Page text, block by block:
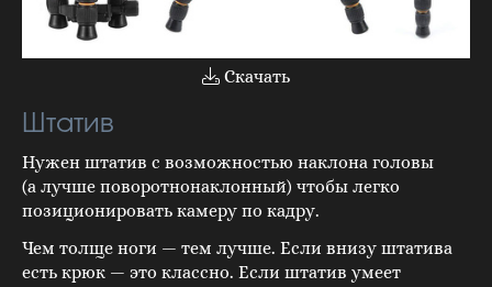
Скачать
Штатив
Нужен штатив с возможностью наклона головы
(а лучше поворотнонаклонный) чтобы легко
позиционировать камеру по кадру.
Чем толще ноги — тем лучше. Если внизу штатива
есть крюк — это классно. Если штатив умеет